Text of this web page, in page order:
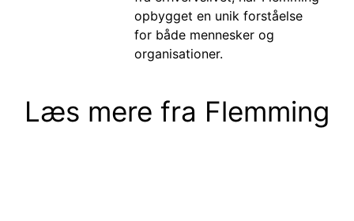
opbygget en unik forståelse
for både mennesker og
organisationer.
Læs mere fra Flemming